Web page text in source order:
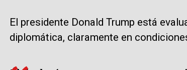
El presidente Donald Trump está
diplomática, claramente en